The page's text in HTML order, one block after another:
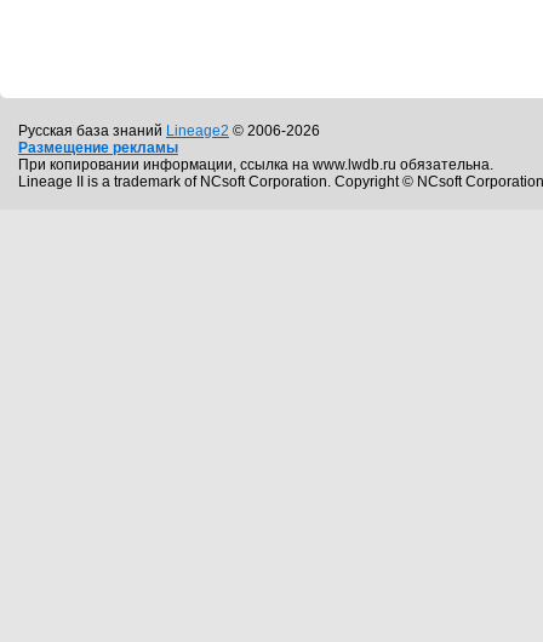
Русская база знаний Lineage2 © 2006-2026
Размещение рекламы
При копировании информации, ссылка на www.lwdb.ru обязательна.
Lineage II is a trademark of NCsoft Corporation. Copyright © NCsoft